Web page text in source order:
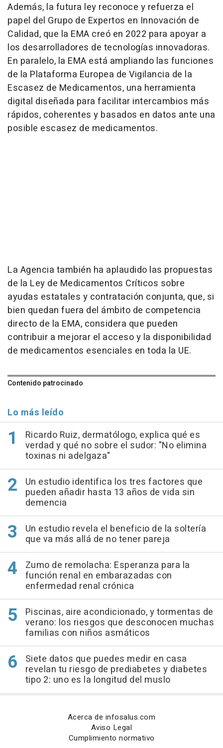
Además, la futura ley reconoce y refuerza el
papel del Grupo de Expertos en Innovación de
Calidad, que la EMA creó en 2022 para apoyar a
los desarrolladores de tecnologías innovadoras.
En paralelo, la EMA está ampliando las funciones
de la Plataforma Europea de Vigilancia de la
Escasez de Medicamentos, una herramienta
digital diseñada para facilitar intercambios más
rápidos, coherentes y basados en datos ante una
posible escasez de medicamentos.
La Agencia también ha aplaudido las propuestas
de la Ley de Medicamentos Críticos sobre
ayudas estatales y contratación conjunta, que, si
bien quedan fuera del ámbito de competencia
directo de la EMA, considera que pueden
contribuir a mejorar el acceso y la disponibilidad
de medicamentos esenciales en toda la UE.
Contenido patrocinado
Lo más leído
Ricardo Ruiz, dermatólogo, explica qué es
verdad y qué no sobre el sudor: "No elimina
toxinas ni adelgaza"
Un estudio identifica los tres factores que
pueden añadir hasta 13 años de vida sin
demencia
Un estudio revela el beneficio de la soltería
que va más allá de no tener pareja
Zumo de remolacha: Esperanza para la
función renal en embarazadas con
enfermedad renal crónica
Piscinas, aire acondicionado, y tormentas de
verano: los riesgos que desconocen muchas
familias con niños asmáticos
Siete datos que puedes medir en casa
revelan tu riesgo de prediabetes y diabetes
tipo 2: uno es la longitud del muslo
Acerca de infosalus.com
Aviso Legal
Cumplimiento normativo